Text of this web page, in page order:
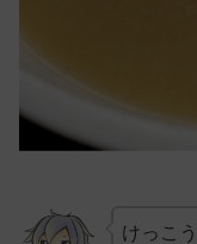
けっこ